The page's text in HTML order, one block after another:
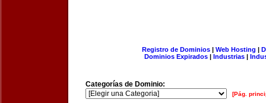
Registro de Dominios| Web Hosting |
Dominios Expirados | Industrias |
Categorías de Dominio:
[Pág.